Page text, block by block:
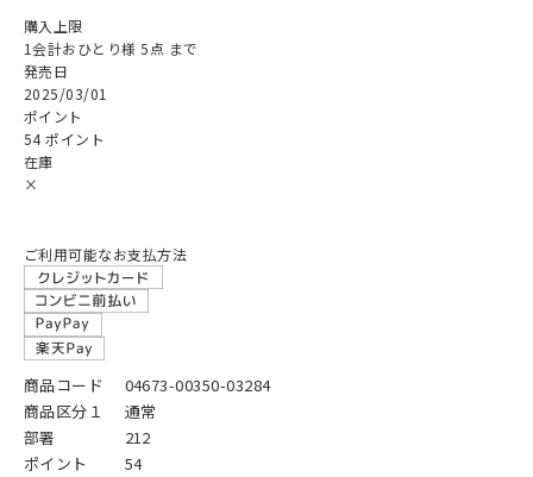
購入上限
1会計おひとり様 5点 まで
発売日
2025/03/01
ポイント
54 ポイント
在庫
×
ご利用可能なお支払方法
商品コード
04673-00350-03284
商品区分１
通常
部署
212
ポイント
54